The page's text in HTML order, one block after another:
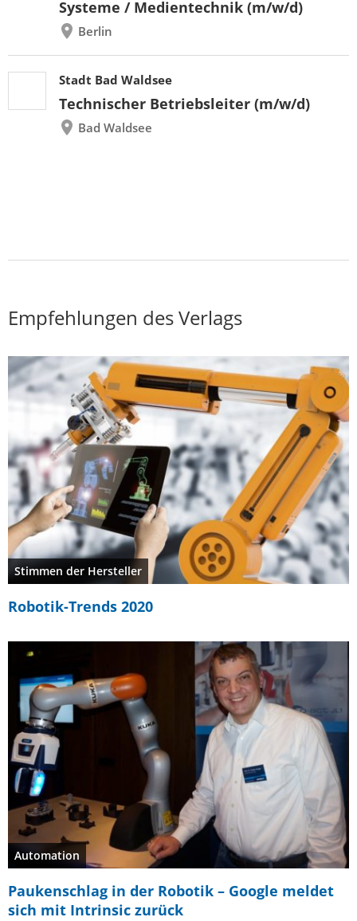
Systeme / Medientechnik (m/w/d)
Berlin
Stadt Bad Waldsee
Technischer Betriebsleiter (m/w/d)
Bad Waldsee
Empfehlungen des Verlags
Stimmen der Hersteller
Robotik-Trends 2020
Automation
Paukenschlag in der Robotik – Google meldet
sich mit Intrinsic zurück